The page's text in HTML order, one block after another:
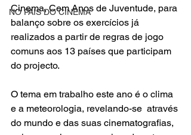
NO PAÍS DO CINEMA
Cinema, Cem Anos de Juventude, para
balanço sobre os exercícios já
realizados a partir de regras de jogo
comuns aos 13 países que participam
do projecto.
O tema em trabalho este ano é o clima
e a meteorologia, revelando-se  através
do mundo e das suas cinematografias,